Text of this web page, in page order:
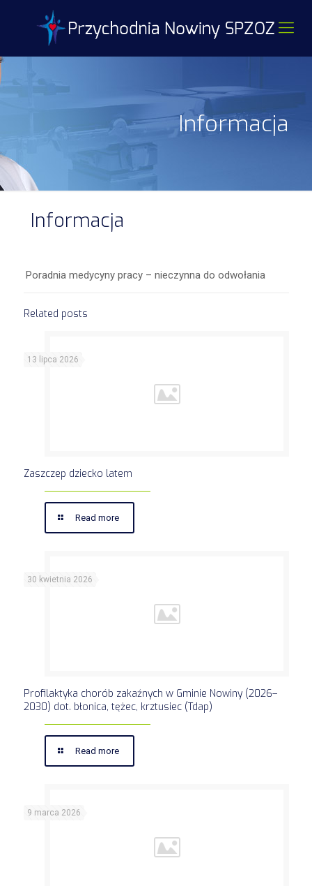
Informacja
Informacja
Poradnia medycyny pracy – nieczynna do odwołania
Related posts
13 lipca 2026
Zaszczep dziecko latem
Read more
30 kwietnia 2026
Profilaktyka chorób zakaźnych w Gminie Nowiny (2026–
2030) dot. błonica, tężec, krztusiec (Tdap)
Read more
9 marca 2026